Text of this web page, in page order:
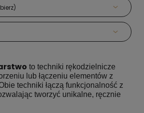
to techniki rękodzielnicze
lub łączeniu elementów z
techniki łączą funkcjonalność z
tworzyć unikalne, ręcznie